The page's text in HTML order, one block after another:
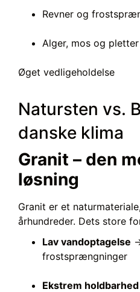
Revner og
Alger, mos og pletter
Øget vedligeholdelse
Natursten vs.
danske klima
Granit – den
løsning
Granit er et
århundreder. Dets store
Lav vandoptagelse
frostsprængninger
Ekstrem holdbarhed